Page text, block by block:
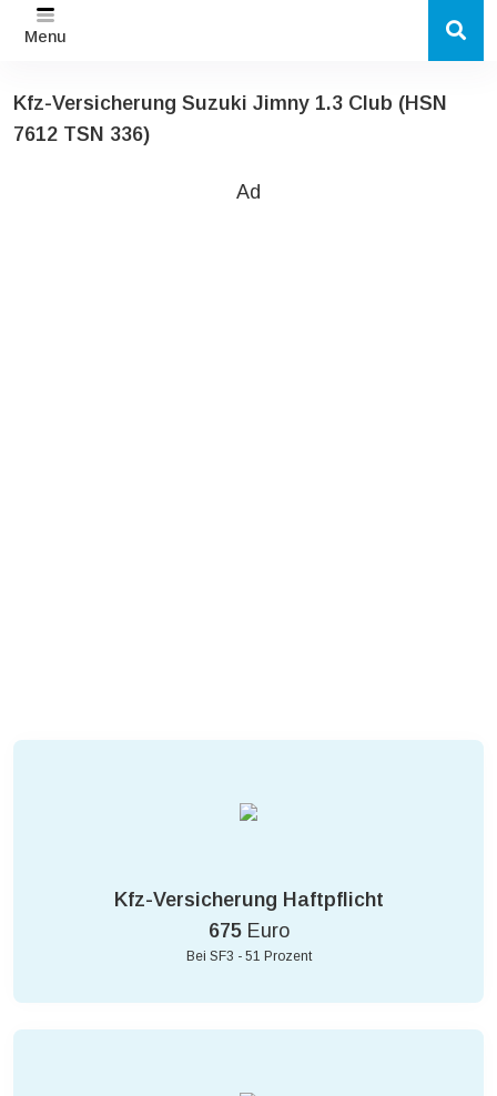
Menu
Kfz-Versicherung Suzuki Jimny 1.3 Club (HSN
7612 TSN 336)
Ad
Kfz-Versicherung Haftpflicht
675 Euro
Bei SF3 - 51 Prozent